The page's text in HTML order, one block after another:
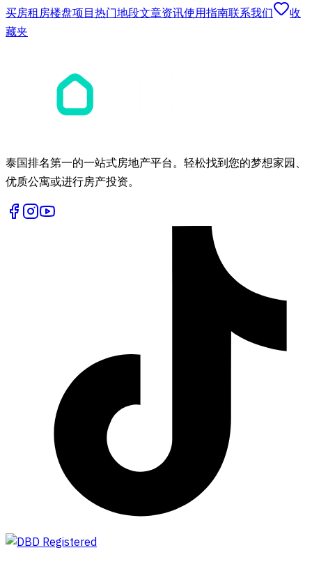
买房租房楼盘项目热门地段文章资讯使用指南联系我们
收
藏夹
泰国排名第一的一站式房地产平台。轻松找到您的梦想家园、
优质公寓或进行房产投资。